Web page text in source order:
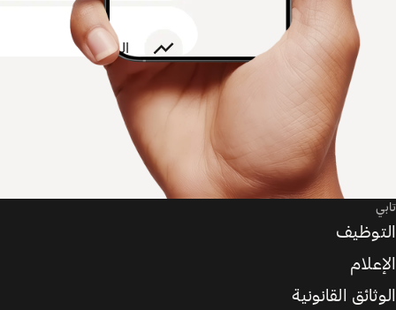
تابي
التوظيف
الإعلام
الوثائق القانونية